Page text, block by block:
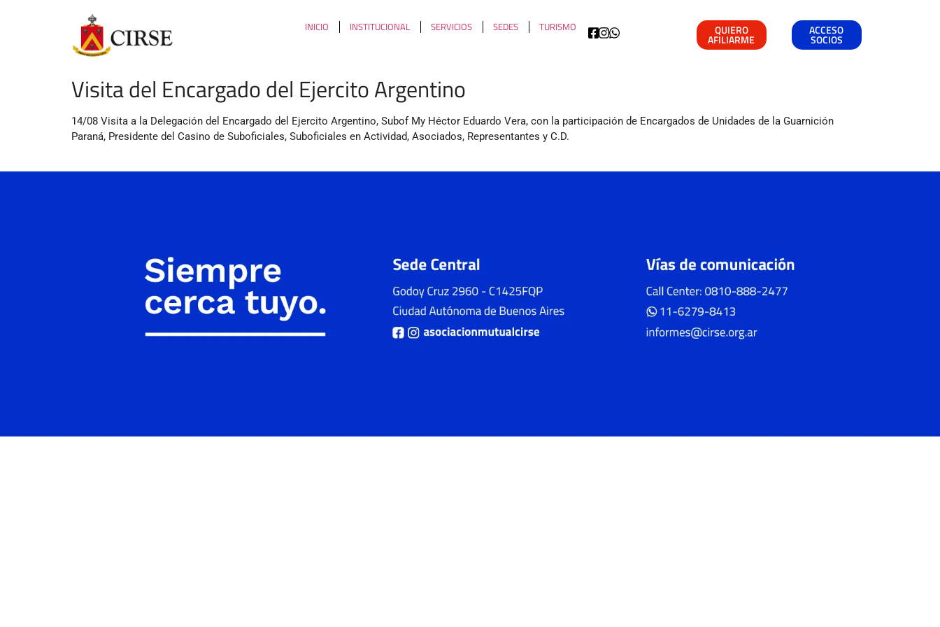
INICIO INSTITUCIONAL SERVICIOS SEDES TURISMO QUIERO
AFILIARME
ACCESO
SOCIOS
Visita del Encargado del Ejercito Argentino
14/08 Visita a la Delegación del Encargado del Ejercito Argentino, Subof My Héctor Eduardo Vera, con la participación de Encargados de Unidades de la Guarnición
Paraná, Presidente del Casino de Suboficiales, Suboficiales en Actividad, Asociados, Representantes y C.D.